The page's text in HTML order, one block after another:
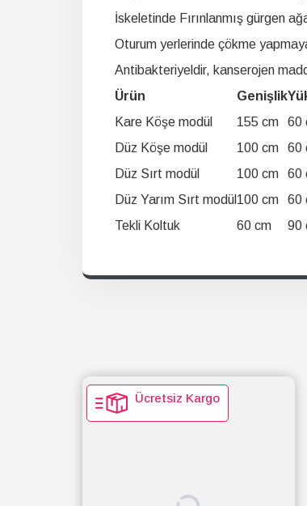
İskeletinde Fırınlanmış gürgen
Oturum yerlerinde çökme
Antibakteriyeldir, kanserojen
Ürün
Genişlik
Kare Köşe modül
155 cm 60
Düz Köşe modül
100 cm 60
Düz Sırt modül
100 cm 60
Düz Yarım Sırt modül 100 cm 60
Tekli Koltuk
60 cm 90
Ücretsiz Kargo